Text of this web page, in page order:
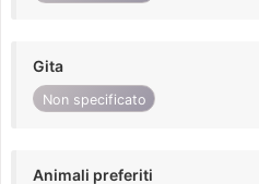
Gita
Non specificato
Animali preferiti